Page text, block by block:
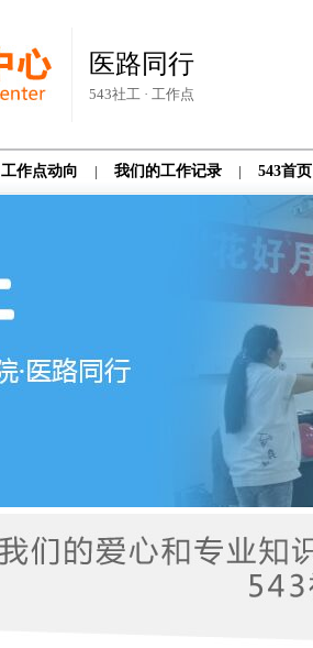
医路同行
543社工 · 工作点
工作点动向 | 我们的工作记录 | 543首页